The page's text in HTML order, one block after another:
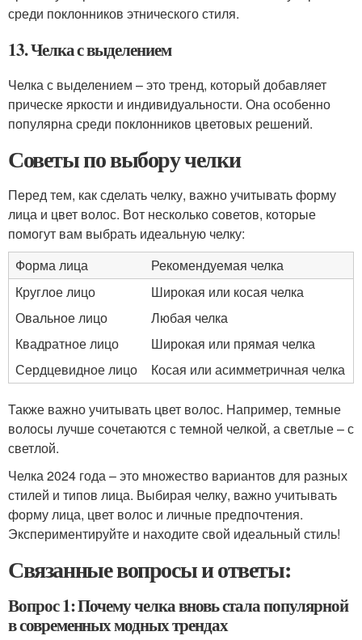
среди поклонников этнического стиля.
13. Челка с выделением
Челка с выделением – это тренд, который добавляет
прическе яркости и индивидуальности. Она особенно
популярна среди поклонников цветовых решений.
Советы по выбору челки
Перед тем, как сделать челку, важно учитывать форму
лица и цвет волос. Вот несколько советов, которые
помогут вам выбрать идеальную челку:
Форма лица
Рекомендуемая челка
Круглое лицо
Широкая или косая челка
Овальное лицо
Любая челка
Квадратное лицо
Широкая или прямая челка
Сердцевидное лицо
Косая или асимметричная челка
Также важно учитывать цвет волос. Например, темные
волосы лучше сочетаются с темной челкой, а светлые – с
светлой.
Челка 2024 года – это множество вариантов для разных
стилей и типов лица. Выбирая челку, важно учитывать
форму лица, цвет волос и личные предпочтения.
Экспериментируйте и находите свой идеальный стиль!
Связанные вопросы и ответы:
Вопрос 1: Почему челка вновь стала популярной
в современных модных трендах